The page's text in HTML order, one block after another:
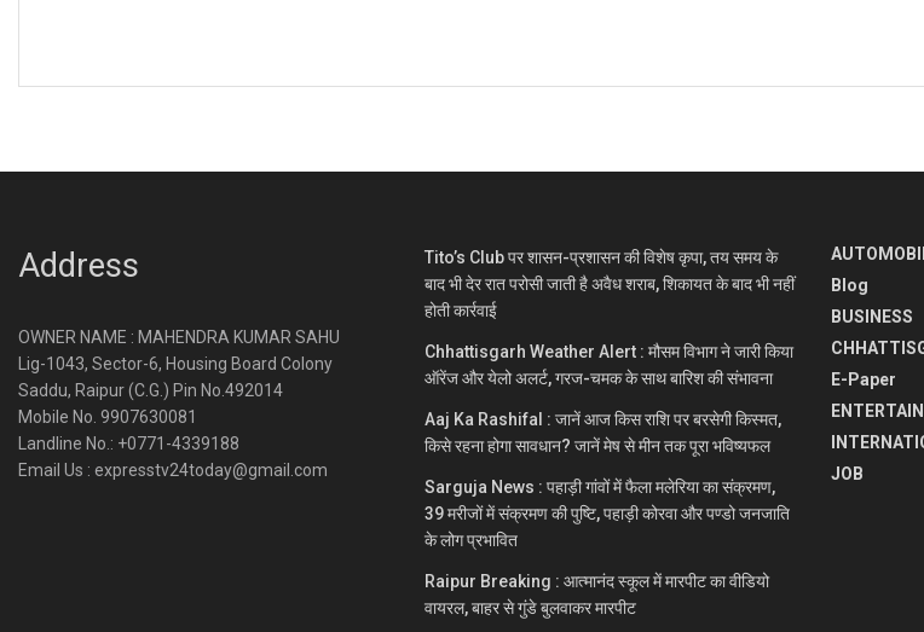
Address
OWNER NAME : MAHENDRA KUMAR SAHU
Lig-1043, Sector-6, Housing Board Colony
Saddu, Raipur (C.G.) Pin No.492014
Mobile No. 9907630081
Landline No.: +0771-4339188
Email Us : expresstv24today@gmail.com
Tito’s Club पर शासन-प्रशासन की विशेष कृपा, तय समय के
बाद भी देर रात परोसी जाती है अवैध शराब, शिकायत के बाद भी नहीं
होती कार्रवाई
Chhattisgarh Weather Alert : मौसम विभाग ने जारी किया
ऑरेंज और येलो अलर्ट, गरज-चमक के साथ बारिश की संभावना
Aaj Ka Rashifal : जानें आज किस राशि पर बरसेगी किस्मत,
किसे रहना होगा सावधान? जानें मेष से मीन तक पूरा भविष्यफल
Sarguja News : पहाड़ी गांवों में फैला मलेरिया का संक्रमण,
39 मरीजों में संक्रमण की पुष्टि, पहाड़ी कोरवा और पण्डो जनजाति
के लोग प्रभावित
Raipur Breaking : आत्मानंद स्कूल में मारपीट का वीडियो
वायरल, बाहर से गुंडे बुलवाकर मारपीट
Blog
BUSINESS
E-Paper
JOB